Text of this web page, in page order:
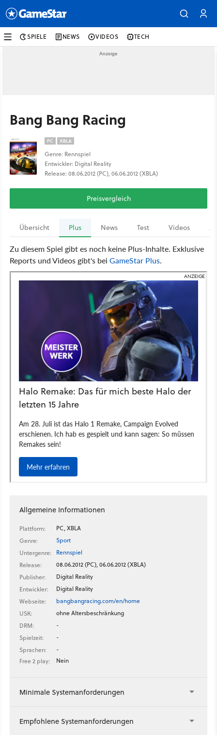
SPIELE NEWS VIDEOS TECH
Bang Bang Racing
PC XBLA
Genre: Rennspiel
Entwickler: Digital Reality
Release: 08.06.2012 (PC), 06.06.2012 (XBLA)
Preisvergleich
Übersicht Plus News Test Videos
Zu diesem Spiel gibt es noch keine Plus-Inhalte. Exklusive
Reports und Videos gibt's bei GameStar Plus.
Allgemeine Informationen
Plattform:
PC, XBLA
Genre:
Sport
Untergenre:
Rennspiel
Release:
08.06.2012 (PC), 06.06.2012 (XBLA)
Publisher:
Digital Reality
Entwickler:
Digital Reality
Webseite:
bangbangracing.com/en/home
USK:
ohne Altersbeschränkung
DRM:
-
Spielzeit:
-
Sprachen:
-
Free 2 play:
Nein
Minimale Systemanforderungen
Empfohlene Systemanforderungen